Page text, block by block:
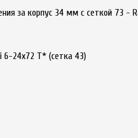
за корпус 34 мм с сеткой 73 -
6-24x72 T* (сетка 43)